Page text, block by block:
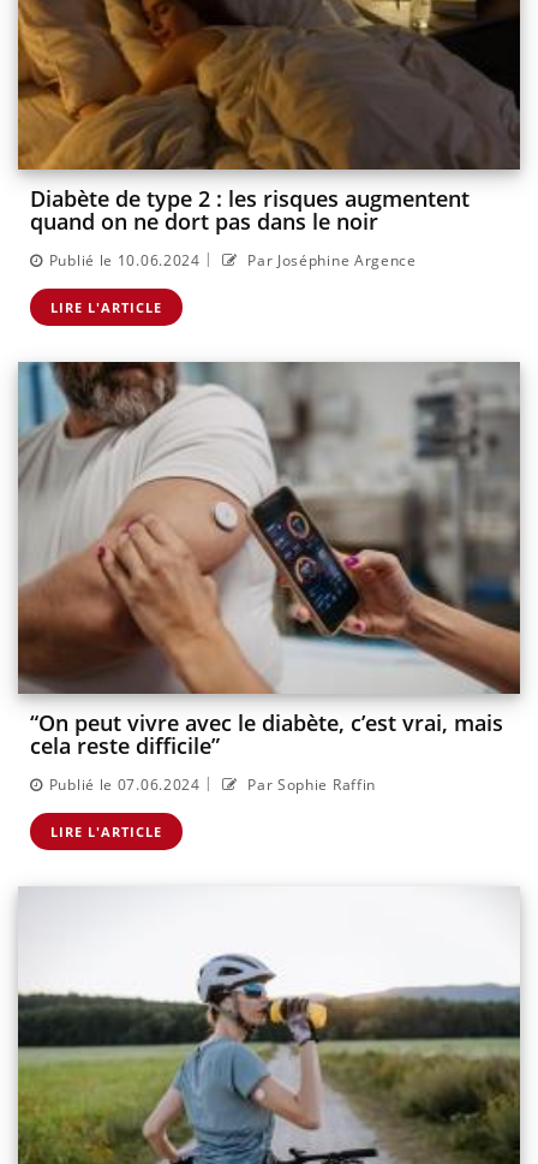
Diabète de type 2 : les risques augmentent
quand on ne dort pas dans le noir
Publié le 10.06.2024 | Par Joséphine Argence
LIRE L'ARTICLE
“On peut vivre avec le diabète, c’est vrai, mais
cela reste difficile”
Publié le 07.06.2024 | Par Sophie Raffin
LIRE L'ARTICLE